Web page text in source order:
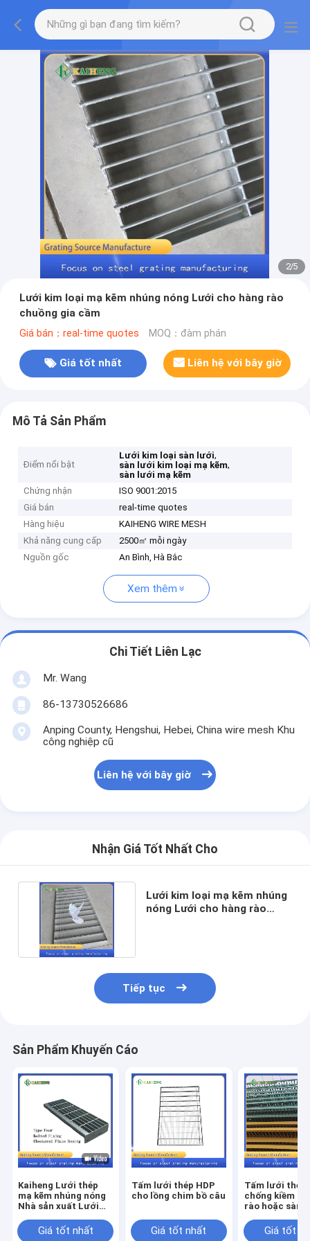
2/5
Lưới kim loại mạ kẽm nhúng nóng Lưới cho hàng rào
chuồng gia cầm
Giá bán：real-time quotes MOQ：đàm phán
Giá tốt nhất Liên hệ với bây giờ
Mô Tả Sản Phẩm
Điểm nổi bật
Lưới kim loại sàn lưới,
sàn lưới kim loại mạ kẽm,
sàn lưới mạ kẽm
Chứng nhận
ISO 9001:2015
Giá bán
real-time quotes
Hàng hiệu
KAIHENG WIRE MESH
Khả năng cung cấp
2500㎡ mỗi ngày
Nguồn gốc
An Bình, Hà Bắc
Xem thêm
Chi Tiết Liên Lạc
Mr. Wang
86-13730526686
Anping County, Hengshui, Hebei, China wire mesh Khu
công nghiệp cũ
Liên hệ với bây giờ
Nhận Giá Tốt Nhất Cho
Lưới kim loại mạ kẽm nhúng
nóng Lưới cho hàng rào
Tiếp tục
Sản Phẩm Khuyến Cáo
Kaiheng Lưới thép
mạ kẽm nhúng nóng
Nhà sản xuất Lưới
thép Lưới sắt
Giá tốt nhất
Tấm lưới thép HDP
cho lồng chim bồ câu
Giá tốt nhất
Tấm lưới thép
chống kiềm
rào hoặc sàn
lá câyGiá tốt